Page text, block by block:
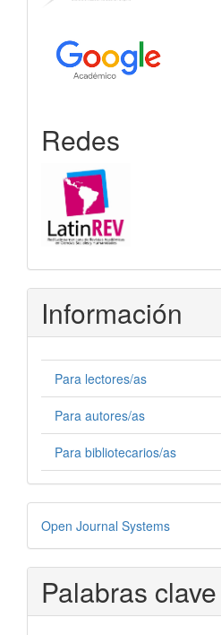
Redes
Información
Para lectores/as
Para autores/as
Para bibliotecarios/as
Desarrollado
por
Open Journal Systems
Palabras clave